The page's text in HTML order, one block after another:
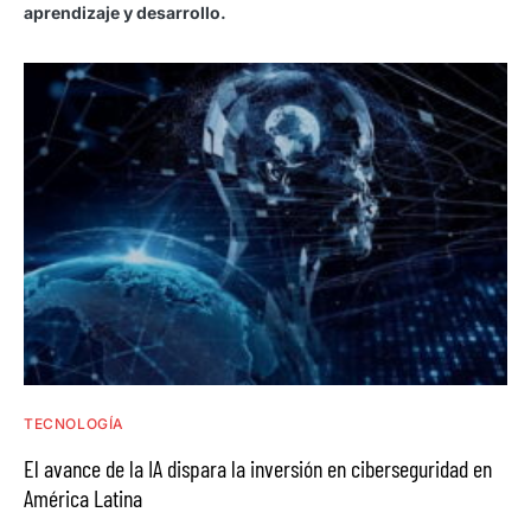
aprendizaje y desarrollo.
TECNOLOGÍA
El avance de la IA dispara la inversión en ciberseguridad en
América Latina